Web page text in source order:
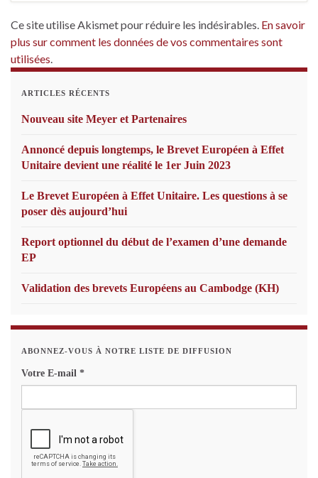
Ce site utilise Akismet pour réduire les indésirables. En savoir
plus sur comment les données de vos commentaires sont
utilisées.
ARTICLES RÉCENTS
Nouveau site Meyer et Partenaires
Annoncé depuis longtemps, le Brevet Européen à Effet
Unitaire devient une réalité le 1er Juin 2023
Le Brevet Européen à Effet Unitaire. Les questions à se
poser dès aujourd’hui
Report optionnel du début de l’examen d’une demande
EP
Validation des brevets Européens au Cambodge (KH)
ABONNEZ-VOUS À NOTRE LISTE DE DIFFUSION
Votre E-mail *